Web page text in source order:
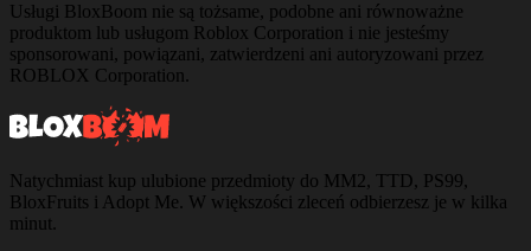
Usługi BloxBoom nie są tożsame, podobne ani równoważne
produktom lub usługom Roblox Corporation i nie jesteśmy
sponsorowani, powiązani, zatwierdzeni ani autoryzowani przez
ROBLOX Corporation.
Natychmiast kup ulubione przedmioty do MM2, TTD, PS99,
BloxFruits i Adopt Me. W większości zleceń odbierzesz je w kilka
minut.